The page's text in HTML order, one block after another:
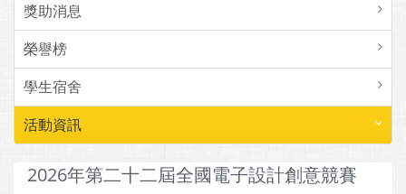
獎助消息
榮譽榜
學生宿舍
活動資訊
2026年第二十二屆全國電子設計創意競賽